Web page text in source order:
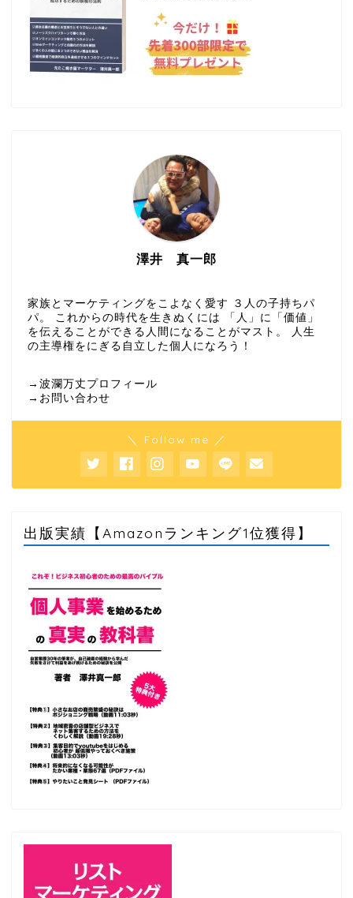
澤井 真一郎
家族とマーケティングをこよなく愛す ３人の子持ちパ
パ。 これからの時代を生きぬくには 「人」に「価値」
を伝えることができる人間になることがマスト。 人生
の主導権をにぎる自立した個人になろう！
→波瀾万丈プロフィール
→お問い合わせ
＼ Follow me ／
出版実績【Amazonランキング1位獲得】